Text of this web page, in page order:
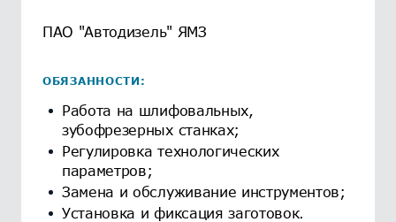
ПАО "Автодизель" ЯМЗ
ОБЯЗАННОСТИ:
Работа на шлифовальных,
зубофрезерных станках;
Регулировка технологических
параметров;
Замена и обслуживание инструментов;
Установка и фиксация заготовок.